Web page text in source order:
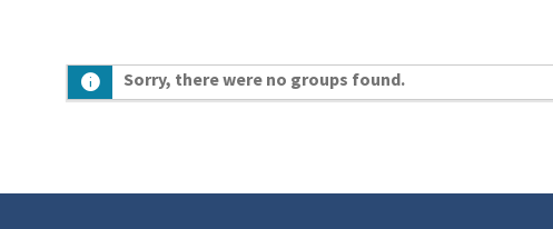
Sorry, there were no groups found.